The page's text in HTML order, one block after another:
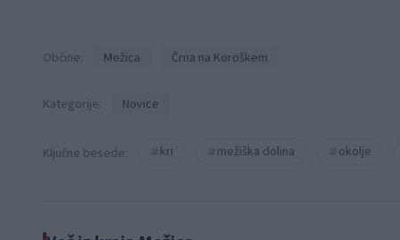
Občine: Mežica Črna na Koroškem
Kategorije: Novice
Ključne besede: kri mežiška dolina okolje